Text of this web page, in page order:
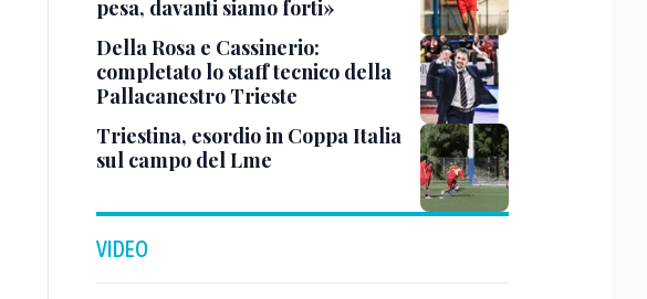
pesa, davanti siamo forti»
Della Rosa e Cassinerio:
completato lo staff tecnico della
Pallacanestro Trieste
Triestina, esordio in Coppa Italia
sul campo del Lme
VIDEO